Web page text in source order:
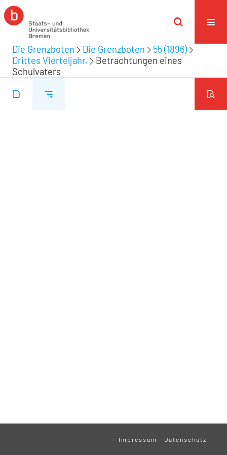
Die Grenzboten Die Grenzboten
55 (1896)
Drittes Vierteljahr.
Betrachtungen eines
Schulvaters
Impressum Datenschutz